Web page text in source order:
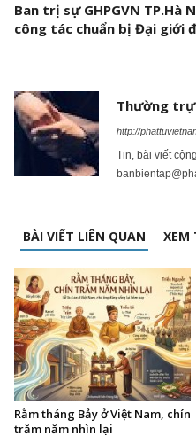
Ban trị sự GHPGVN TP.Hà
công tác chuẩn bị Đại giới
Thường
http://
Tin, bài viết
BÀI VIẾT LIÊN QUAN XEM
Rằm tháng Bảy ở Việt Nam, chín
trăm năm nhìn lại